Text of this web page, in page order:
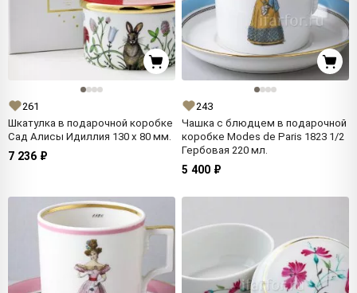
261
Шкатулка в подарочной коробке
Сад Алисы Идиллия 130 x 80 мм.
7 236 ₽
243
Чашка с блюдцем в подарочной
коробке Modes de Paris 1823 1/2
Гербовая 220 мл.
5 400 ₽